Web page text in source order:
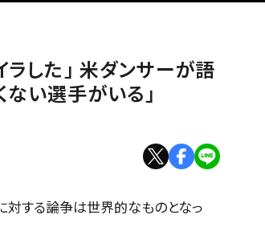
した」 米ダンサーが語
い選手がいる」
対する論争は世界的なものとなっ